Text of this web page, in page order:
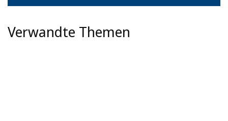
Verwandte Themen